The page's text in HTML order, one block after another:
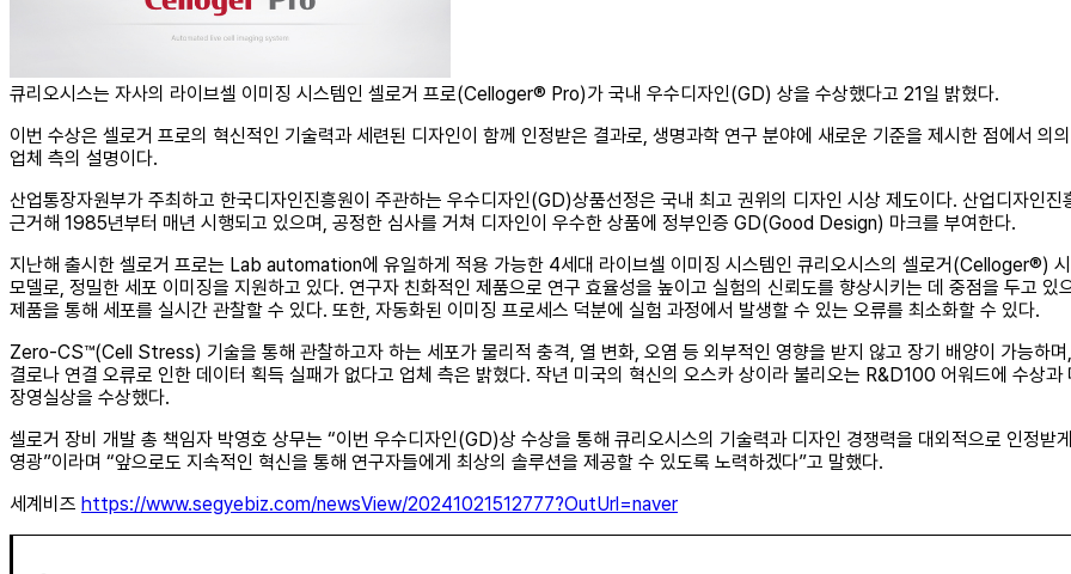
큐리오시스는 자사의 라이브셀 이미징 시스템인 셀로거 프로(Celloger® Pro)가 국내 우수디자인(GD) 상을 수상했다고 21일 밝혔다.
이번 수상은 셀로거 프로의 혁신적인 기술력과 세련된 디자인이 함께 인정받은 결과로, 생명과학 연구 분야에 새로운 기준을 제시한 점에서 의의
업체 측의 설명이다.
산업통장자원부가 주최하고 한국디자인진흥원이 주관하는 우수디자인(GD)상품선정은 국내 최고 권위의 디자인 시상 제도이다. 산업디자인진
근거해 1985년부터 매년 시행되고 있으며, 공정한 심사를 거쳐 디자인이 우수한 상품에 정부인증 GD(Good Design) 마크를 부여한다.
지난해 출시한 셀로거 프로는 Lab automation에 유일하게 적용 가능한 4세대 라이브셀 이미징 시스템인 큐리오시스의 셀로거(Celloger®)
모델로, 정밀한 세포 이미징을 지원하고 있다. 연구자 친화적인 제품으로 연구 효율성을 높이고 실험의 신뢰도를 향상시키는 데 중점을 두고 있
제품을 통해 세포를 실시간 관찰할 수 있다. 또한, 자동화된 이미징 프로세스 덕분에 실험 과정에서 발생할 수 있는 오류를 최소화할 수 있다.
Zero-CS™(Cell Stress) 기술을 통해 관찰하고자 하는 세포가 물리적 충격, 열 변화, 오염 등 외부적인 영향을 받지 않고 장기 배양이 가능하며
결로나 연결 오류로 인한 데이터 획득 실패가 없다고 업체 측은 밝혔다. 작년 미국의 혁신의 오스카 상이라 불리오는 R&D100 어워드에 수상과
장영실상을 수상했다.
셀로거 장비 개발 총 책임자 박영호 상무는 “이번 우수디자인(GD)상 수상을 통해 큐리오시스의 기술력과 디자인 경쟁력을 대외적으로 인정받
영광”이라며 “앞으로도 지속적인 혁신을 통해 연구자들에게 최상의 솔루션을 제공할 수 있도록 노력하겠다”고 말했다.
세계비즈 https://www.segyebiz.com/newsView/20241021512777?OutUrl=naver